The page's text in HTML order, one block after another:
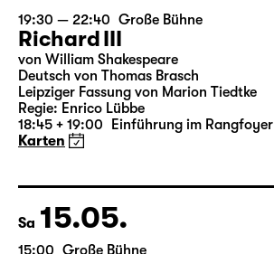
Do 13.05.
19:30 — 22:40 Große Bühne
Richard III
von William Shakespeare
Deutsch von Thomas Brasch
18:45 + 19:00 Einführung im Rangfoyer
Karten